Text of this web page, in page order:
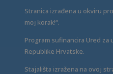
Stranica izrađena u okviru
moj korak!“.
Program sufinancira Ured za
Republike Hrvatske.
Stajališta izražena na ovoj